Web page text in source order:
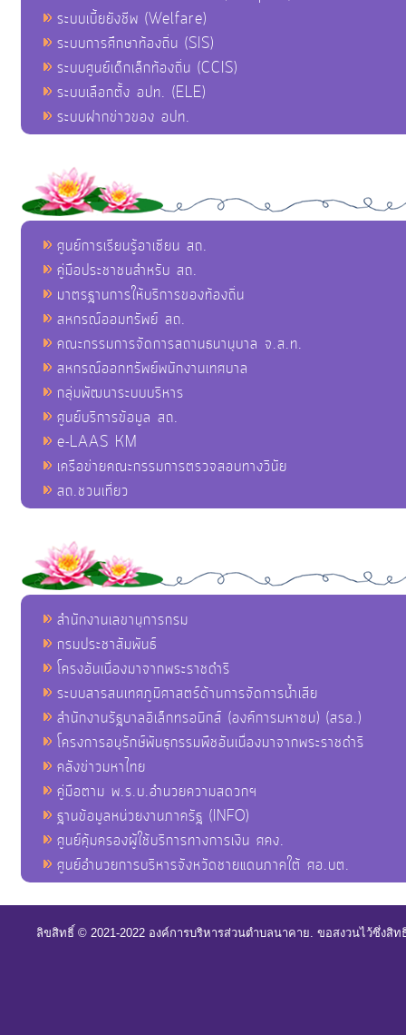
ระบบเบี้ยยังชีพ (Welfare)
ระบบการศึกษาท้องถิ่น (SIS)
ระบบศูนย์เด็กเล็กท้องถิ่น (CCIS)
ระบบเลือกตั้ง อปท. (ELE)
ระบบฝากข่าวของ อปท.
ศูนย์การเรียนรู้อาเซียน สถ.
คู่มือประชาชนสำหรับ สถ.
มาตรฐานการให้บริการของท้องถิ่น
สหกรณ์ออมทรัพย์ สถ.
คณะกรรมการจัดการสถานธนานุบาล จ.ส.ท.
สหกรณ์ออกทรัพย์พนักงานเทศบาล
กลุ่มพัฒนาระบบบริหาร
ศูนย์บริการข้อมูล สถ.
e-LAAS KM
เครือข่ายคณะกรรมการตรวจสอบทางวินัย
สถ.ชวนเที่ยว
สำนักงานเลขานุการกรม
กรมประชาสัมพันธ์
โครงอันเนื่องมาจากพระราชดำริ
ระบบสารสนเทศภูมิศาสตร์ด้านการจัดการน้ำเสีย
สำนักงานรัฐบาลอิเล็กทรอนิกส์ (องค์การมหาชน) (สรอ.)
โครงการอนุรักษ์พันธุกรรมพืชอันเนื่องมาจากพระราชดำริ
คลังข่าวมหาไทย
คู่มือตาม พ.ร.บ.อำนวยความสดวกฯ
ฐานข้อมูลหน่วยงานภาครัฐ (INFO)
ศูนย์คุ้มครองผู้ใช้บริการทางการเงิน ศคง.
ศูนย์อำนวยการบริหารจังหวัดชายแดนภาคใต้ ศอ.บต.
ลิขสิทธิ์ © 2021-2022 องค์การบริหารส่วนตำบลนาคาย. ขอสงวนไว้ซึ่งสิ